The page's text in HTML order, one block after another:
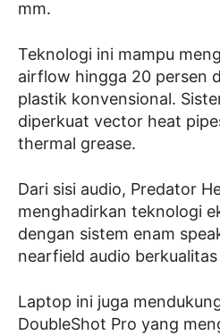
mm.
Teknologi ini mampu
airflow hingga 20 persen
plastik konvensional.
diperkuat vector heat
thermal grease.
Dari sisi audio, Predator
menghadirkan teknologi
dengan sistem enam
nearfield audio
Laptop ini juga
DoubleShot Pro yang